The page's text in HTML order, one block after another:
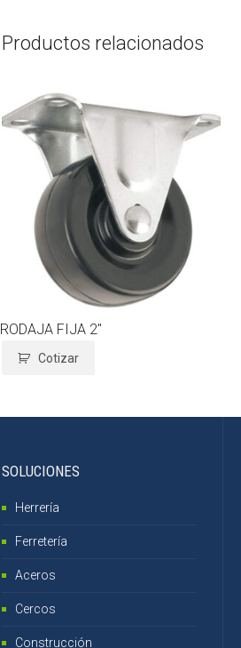
Productos relacionados
RODAJA FIJA 2″
Cotizar
SOLUCIONES
Herrería
Ferretería
Aceros
Cercos
Construcción